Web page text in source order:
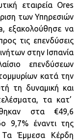
εταιρεία Ores
των Υπηρεσιών
εξακολούθησε να
τις επενδύσεις
στην Ισπανία
επενδύσεων
κατά την
τη δυναμική και
τα κατ’
στα €49,6
9,7% έναντι της
Τα Έμμεσα Κέρδη